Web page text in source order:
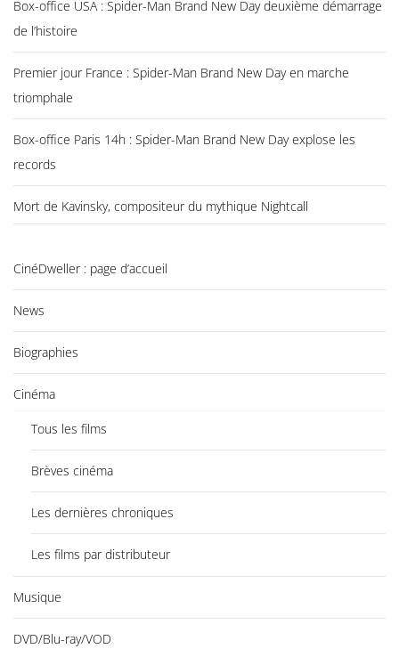
Box-office USA : Spider-Man Brand New Day deuxième démarrage
de l’histoire
Premier jour France : Spider-Man Brand New Day en marche
triomphale
Box-office Paris 14h : Spider-Man Brand New Day explose les
records
Mort de Kavinsky, compositeur du mythique Nightcall
CinéDweller : page d’accueil
News
Biographies
Cinéma
Tous les films
Brèves cinéma
Les dernières chroniques
Les films par distributeur
Musique
DVD/Blu-ray/VOD